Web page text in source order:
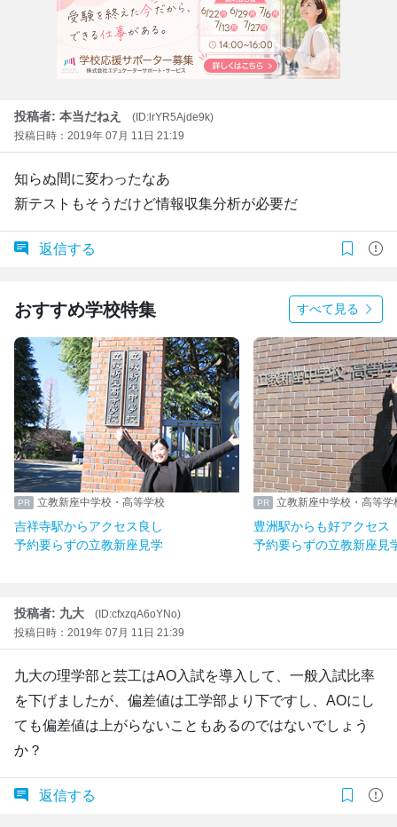
投稿者: 本当だねえ
(ID:lrYR5Ajde9k)
投稿日時：2019年 07月 11日 21:19
知らぬ間に変わったなあ
新テストもそうだけど情報収集分析が必要だ
返信する
おすすめ学校特集 すべて見る
立教新座中学校・高等学校
吉祥寺駅からアクセス良し
予約要らずの立教新座見学
立教新座中学校・高等学
豊洲駅からも好アクセス
予約要らずの立教新座見
投稿者: 九大
(ID:cfxzqA6oYNo)
投稿日時：2019年 07月 11日 21:39
九大の理学部と芸工はAO入試を導入して、一般入試比率
を下げましたが、偏差値は工学部より下ですし、AOにし
ても偏差値は上がらないこともあるのではないでしょう
か？
返信する